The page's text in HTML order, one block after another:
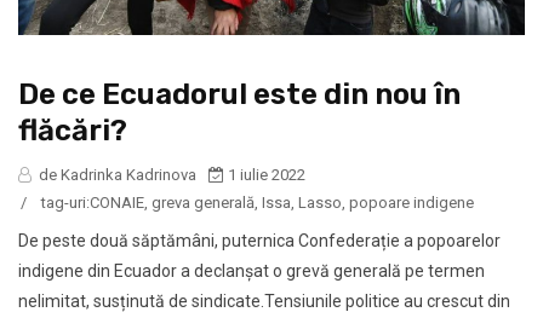
De ce Ecuadorul este din nou în
flăcări?
de Kadrinka Kadrinova
1 iulie 2022
/
tag-uri:CONAIE, greva generală, Issa, Lasso, popoare indigene
De peste două săptămâni, puternica Confederație a popoarelor
indigene din Ecuador a declanșat o grevă generală pe termen
nelimitat, susținută de sindicate.Tensiunile politice au crescut din